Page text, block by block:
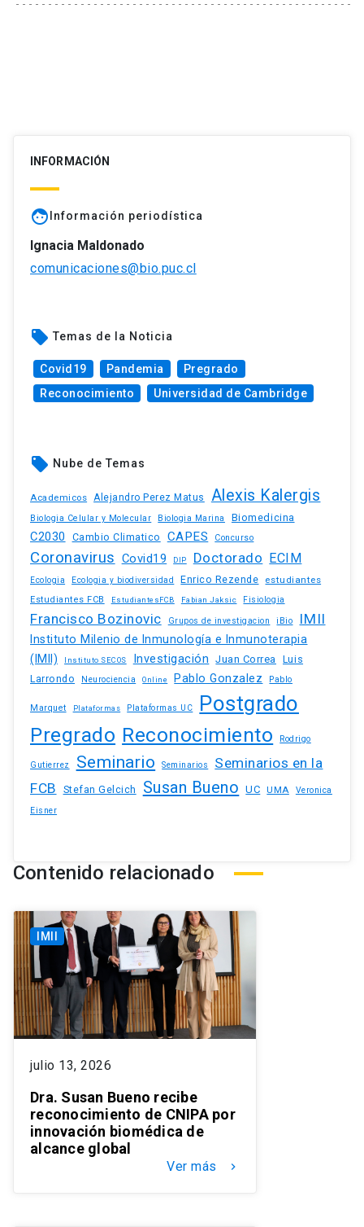
INFORMACIÓN
face Información periodística
Ignacia Maldonado
comunicaciones@bio.puc.cl
local_offer Temas de la Noticia
Covid19 Pandemia
Pregrado
Reconocimiento
Universidad de Cambridge
local_offer Nube de Temas
Academicos Alejandro Perez Matus Alexis Kalergis
Biologia Celular y Molecular Biologia Marina Biomedicina
C2030 Cambio Climatico CAPES Concurso
Coronavirus Covid19 DIP Doctorado ECIM
Ecologia Ecologia y biodiversidad Enrico Rezende estudiantes
Estudiantes FCB EstudiantesFCB Fabian Jaksic Fisiologia
Francisco Bozinovic Grupos de investigacion iBio IMII
Instituto Milenio de Inmunología e Inmunoterapia
(IMII)
Instituto SECOS Investigación Juan Correa Luis
Larrondo
Neurociencia Online Pablo Gonzalez Pablo
Marquet Plataformas Plataformas UC Postgrado
Pregrado Reconocimiento Rodrigo
Gutierrez Seminario Seminarios
Seminarios en la
FCB
Stefan Gelcich Susan Bueno UC UMA
Veronica
Eisner
Contenido relacionado
IMII
julio 13, 2026
Dra. Susan Bueno recibe
reconocimiento de CNIPA por
innovación biomédica de
alcance global
Ver más keyboard_arrow_right